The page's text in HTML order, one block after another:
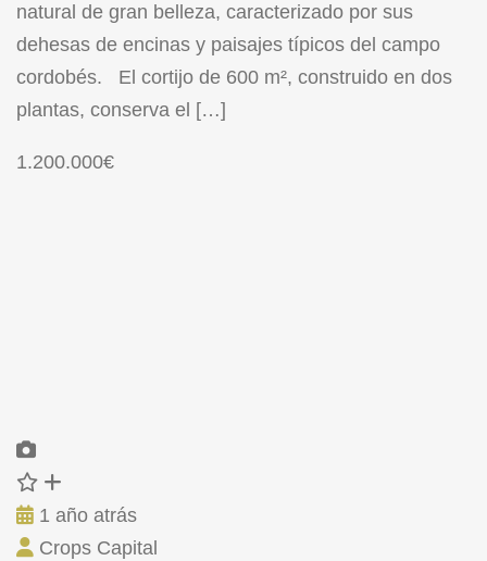
natural de gran belleza, caracterizado por sus
dehesas de encinas y paisajes típicos del campo
cordobés. El cortijo de 600 m², construido en dos
plantas, conserva el […]
1.200.000€
1 año atrás
Crops Capital